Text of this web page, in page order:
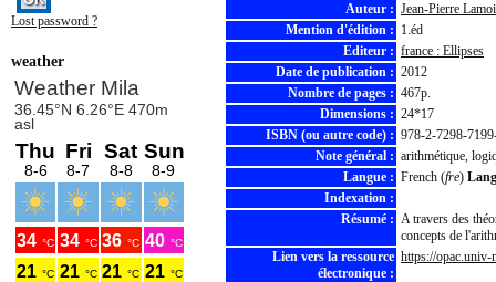
Auteur : Jean-Pierre
Mention d'édition : 1.éd
Editeur : france : Ellipses
Date de publication : 2012
Nombre de pages : 467p.
Dimensions : 24*17
ISBN (ou autre code) : 978-2-7298-
Note général : arithmétique,
Langue : French (fre)
Indexation :
Résumé : A travers des
concepts de
Lien vers la ressource
électronique :
https://
Lost password ?
weather